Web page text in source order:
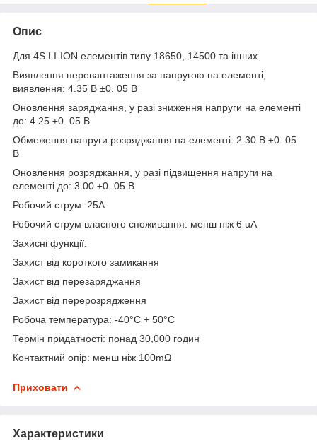
Опис
Для 4S LI-ION елементів типу 18650, 14500 та інших
Виявлення перевантаження за напругою на елементі,
виявлення: 4.35 В ±0. 05 В
Оновлення заряджання, у разі зниження напруги на елементі
до: 4.25 ±0. 05 В
Обмеження напруги розряджання на елементі: 2.30 В ±0. 05
В
Оновлення розряджання, у разі підвищення напруги на
елементі до: 3.00 ±0. 05 В
Робочий струм: 25A
Робочий струм власного споживання: менш ніж 6 uA
Захисні функції:
Захист від короткого замикання
Захист від перезаряджання
Захист від перерозрядження
Робоча температура: -40°С + 50°С
Термін придатності: понад 30,000 годин
Контактний опір: менш ніж 100mΩ
Приховати
Характеристики